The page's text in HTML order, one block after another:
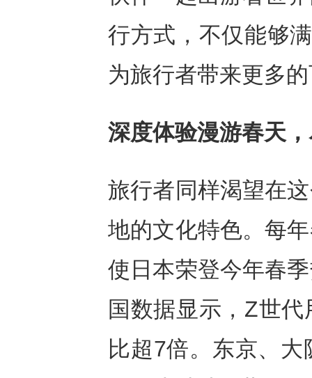
行方式，不仅能够
为旅行者带来更多
深度体验漫游春天
旅行者同样渴望在
地的文化特色。每
使日本荣登今年春
国数据显示，Z世
比超7倍。东京、